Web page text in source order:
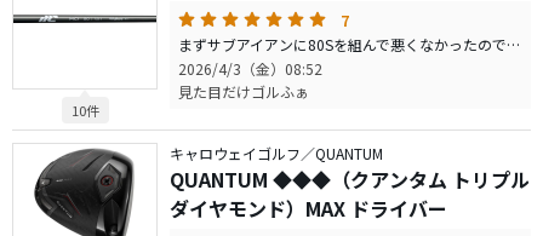
10件
7
まずサブアイアンに80Sを組んで悪くなかったので、エースアイアンに90Sを組んでみました。 このシャフトがダメという人いないんじゃないかなってくらい良い。ヘッドも選ばないのでどんなヘッドにも合いそう。 しなりタイミングは90Sはモーダス105に近いし80Sはそれを軽くした感じでNS950NEOっぽいですかね。手元辺りから全体的にしなるがチップは硬いので復元力があるしなり方。体感的な重量も90が100g台、80が90g台くらいに感じます。 地面接触時に体にくる衝撃は明らかにスチールより少ないので体には良さそうだが、純粋なカーボンよりはよくないと思う。 このシャフトの一番良いところはしなり方の安定感。 これはスチールより断トツに良い。特にライン出しや傾斜地やライが悪い時によくわかる。フルショット時はそこまで思わないかもしれないが、フルショットできない時でもフルショット時と同じタイミングと同じヘッドの動き方をしてくれるのでものすごく楽。明らかにシャフトが助けてくれる。 アイアンが好きという人ほど試してもらいたいシャフトです。 長らくモーダス105Sがエースシャフトで色々試したが結局すぐ戻ってしまう感じだったがこれは当たるかもしれない。
2026/4/3（金）08:52
見た目だけゴルふぁ
キャロウェイゴルフ／QUANTUM
QUANTUM ◆◆◆（クアンタム トリプル
ダイヤモンド）MAX ドライバー